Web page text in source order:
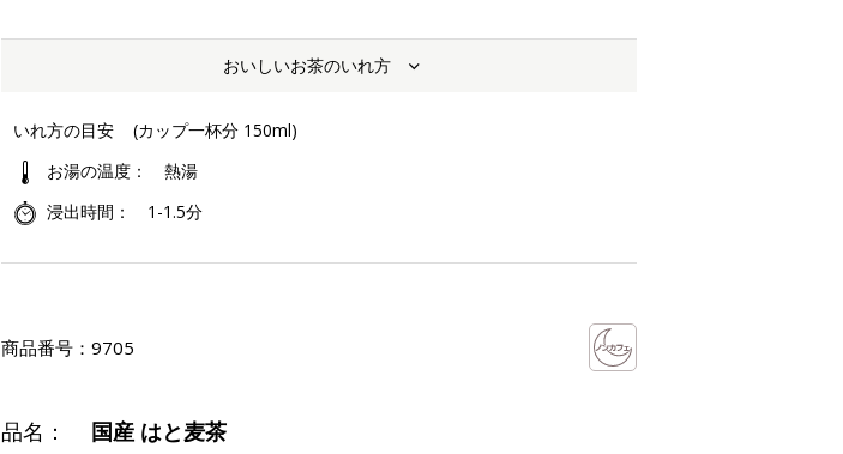
おいしいお茶のいれ方
いれ方の目安
(カップ一杯分 150ml)
お湯の温度
熱湯
浸出時間
1-1.5分
商品番号： 9705
品名： 国産 はと麦茶